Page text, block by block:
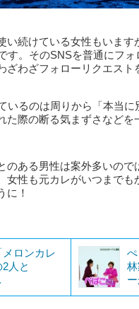
い続けている女性もいま
す。そのSNSを普通にフ
ざわざフォローリクエス
いるのは周りから「本当
際の断る気まずさなどを
のある男性は案外多いの
女性も元カレがいつまで
に！
メロンカレ
人と